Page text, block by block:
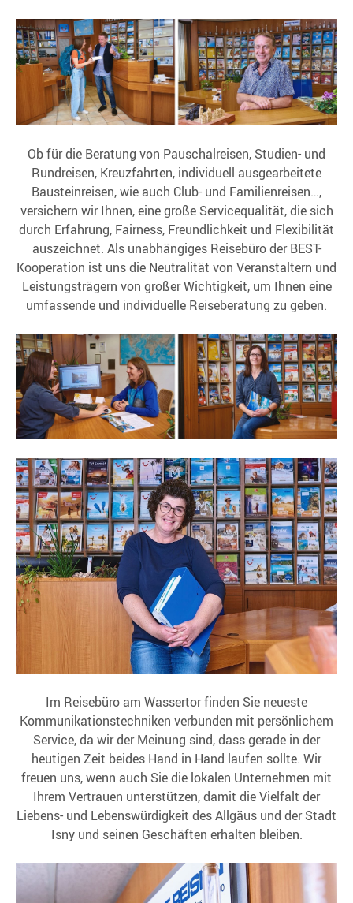
Ob für die Beratung von Pauschalreisen, Studien- und
Rundreisen, Kreuzfahrten, individuell ausgearbeitete
Bausteinreisen, wie auch Club- und Familienreisen…,
versichern wir Ihnen, eine große Servicequalität, die sich
durch Erfahrung, Fairness, Freundlichkeit und Flexibilität
auszeichnet. Als unabhängiges Reisebüro der BEST-
Kooperation ist uns die Neutralität von Veranstaltern und
Leistungsträgern von großer Wichtigkeit, um Ihnen eine
umfassende und individuelle Reiseberatung zu geben.
Im Reisebüro am Wassertor finden Sie neueste
Kommunikationstechniken verbunden mit persönlichem
Service, da wir der Meinung sind, dass gerade in der
heutigen Zeit beides Hand in Hand laufen sollte. Wir
freuen uns, wenn auch Sie die lokalen Unternehmen mit
Ihrem Vertrauen unterstützen, damit die Vielfalt der
Liebens- und Lebenswürdigkeit des Allgäus und der Stadt
Isny und seinen Geschäften erhalten bleiben.